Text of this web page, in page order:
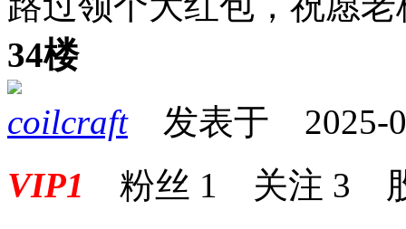
34楼
coilcraft发表于 2025-
VIP1 粉丝 1 关注 3